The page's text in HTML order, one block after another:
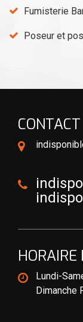
Fumisterie
Poseur et
CONTACT
HORAIRE
Lundi-
Dimanche